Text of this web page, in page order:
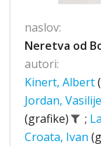
naslov:
Neretva od
autori:
Kinert, Albert
Jordan,
(grafike)
;
Croata, Ivan